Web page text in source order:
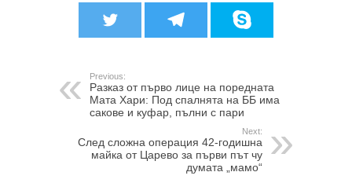
Previous:
Разказ от първо лице на поредната
Мата Хари: Под спалнята на ББ има
сакове и куфар, пълни с пари
Next:
След сложна операция 42-годишна
майка от Царево за първи път чу
думата „мамо“